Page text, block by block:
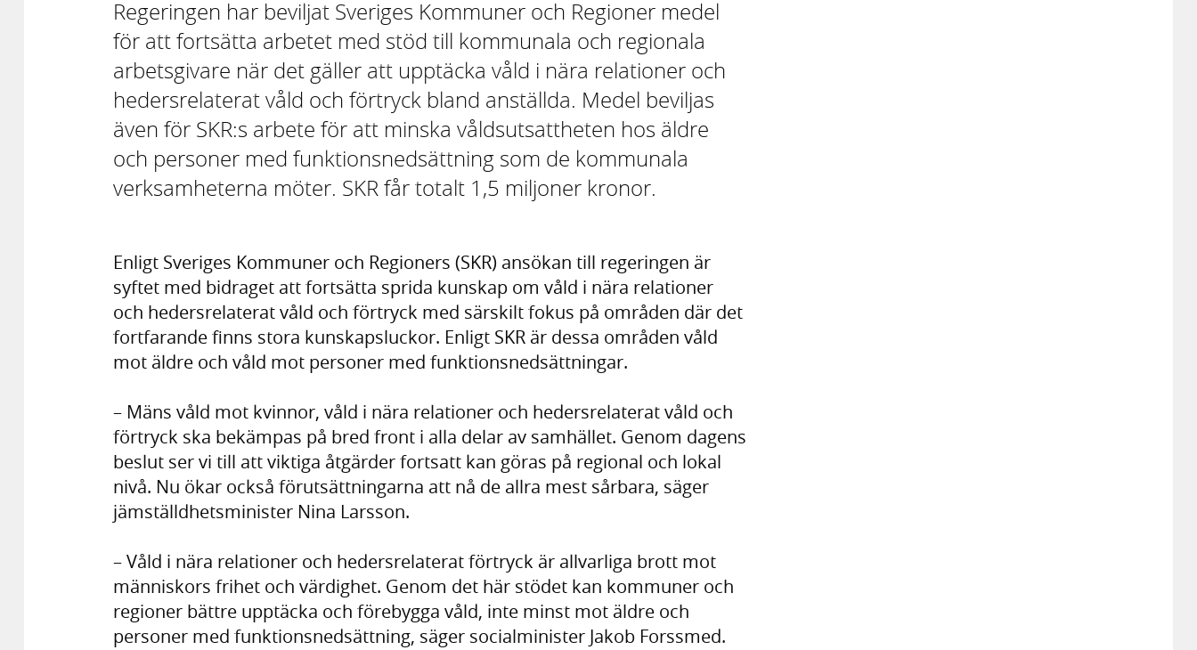
Regeringen har beviljat Sveriges Kommuner och Regioner medel
för att fortsätta arbetet med stöd till kommunala och regionala
arbetsgivare när det gäller att upptäcka våld i nära relationer och
hedersrelaterat våld och förtryck bland anställda. Medel beviljas
även för SKR:s arbete för att minska våldsutsattheten hos äldre
och personer med funktionsnedsättning som de kommunala
verksamheterna möter. SKR får totalt 1,5 miljoner kronor.
Enligt Sveriges Kommuner och Regioners (SKR) ansökan till regeringen är
syftet med bidraget att fortsätta sprida kunskap om våld i nära relationer
och hedersrelaterat våld och förtryck med särskilt fokus på områden där det
fortfarande finns stora kunskapsluckor. Enligt SKR är dessa områden våld
mot äldre och våld mot personer med funktionsnedsättningar.
– Mäns våld mot kvinnor, våld i nära relationer och hedersrelaterat våld och
förtryck ska bekämpas på bred front i alla delar av samhället. Genom dagens
beslut ser vi till att viktiga åtgärder fortsatt kan göras på regional och lokal
nivå. Nu ökar också förutsättningarna att nå de allra mest sårbara, säger
jämställdhetsminister Nina Larsson.
– Våld i nära relationer och hedersrelaterat förtryck är allvarliga brott mot
människors frihet och värdighet. Genom det här stödet kan kommuner och
regioner bättre upptäcka och förebygga våld, inte minst mot äldre och
personer med funktionsnedsättning, säger socialminister Jakob Forssmed.